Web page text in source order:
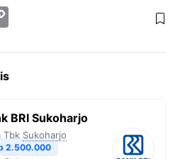
y
n
BRI Sukoharjo
Tbk Sukoharjo
2.500.000